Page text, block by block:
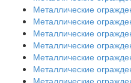
Металлические
Металлические
Металлические
Металлические
Металлические
Металлические
Металлические